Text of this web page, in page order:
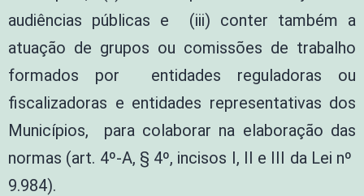
audiências públicas e (iii) conter também a
atuação de grupos ou comissões de trabalho
formados por entidades reguladoras ou
fiscalizadoras e entidades representativas dos
Municípios, para colaborar na elaboração das
normas (art. 4º-A, § 4º, incisos I, II e III da Lei nº
9.984).